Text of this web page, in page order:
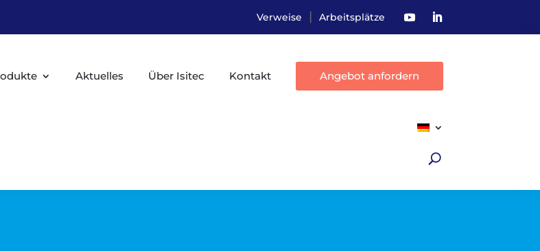
Verweise | Arbeitsplätze
Aktuelles Über Isitec Kontakt Angebot anfordern